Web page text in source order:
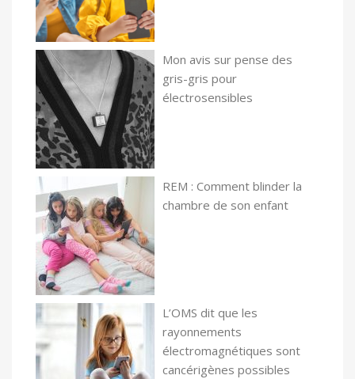
Mon avis sur pense des
gris-gris pour
électrosensibles
REM : Comment blinder la
chambre de son enfant
L’OMS dit que les
rayonnements
électromagnétiques sont
cancérigènes possibles